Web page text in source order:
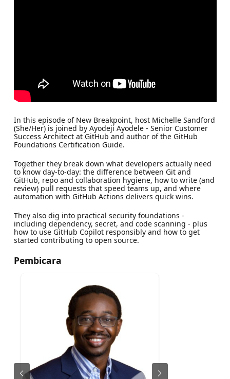
In this episode of New Breakpoint, host Michelle Sandford
(She/Her) is joined by Ayodeji Ayodele - Senior Customer
Success Architect at GitHub and author of the GitHub
Foundations Certification Guide.
Together they break down what developers actually need
to know day‑to‑day: the difference between Git and
GitHub, repo and collaboration hygiene, how to write (and
review) pull requests that speed teams up, and where
automation with GitHub Actions delivers quick wins.
They also dig into practical security foundations -
including dependency, secret, and code scanning - plus
how to use GitHub Copilot responsibly and how to get
started contributing to open source.
Pembicara